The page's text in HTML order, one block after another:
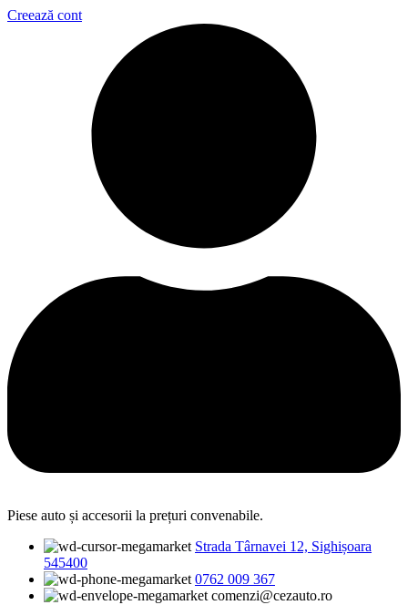
Creează cont
Piese auto și accesorii la prețuri convenabile.
Strada Târnavei 12, Sighișoara
545400
0762 009 367
comenzi@cezauto.ro